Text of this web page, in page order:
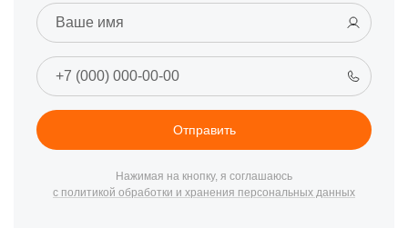
Отправить
Нажимая на кнопку, я соглашаюсь
с политикой обработки и хранения персональных данных